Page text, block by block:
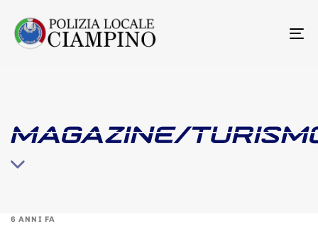
MAGAZINE/
6 ANNI FA